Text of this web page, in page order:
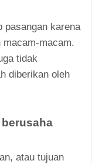
pasangan karena
macam.
tidak
diberikan oleh
atau tujuan